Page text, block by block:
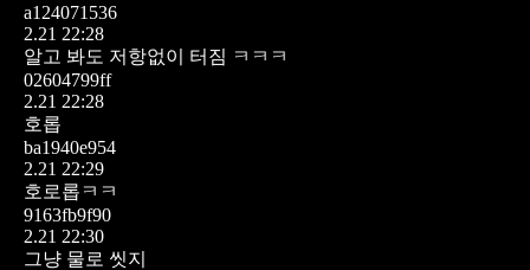
a124071536
2.21 22:28
알고 봐도 저항없이 터짐 ㅋㅋㅋ
02604799ff
2.21 22:28
호롭
ba1940e954
2.21 22:29
호로롭ㅋㅋ
9163fb9f90
2.21 22:30
그냥 물로 씻지